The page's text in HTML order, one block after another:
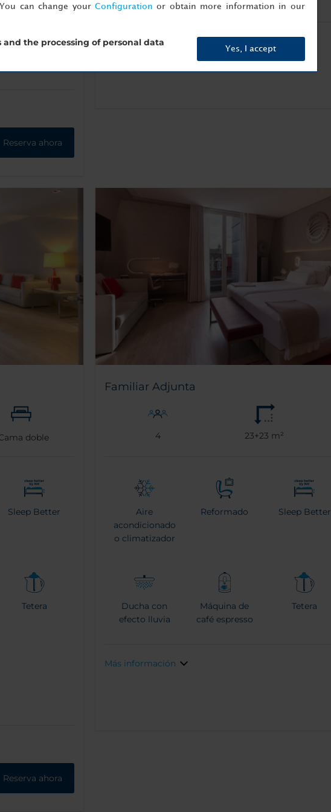
Reserva ahora
Más información
doble
Sleep Better
Tetera
Reserva ahora
Familiar Adjunta
4 23+23 m²
Aire
acondicionado
o climatizador
Reformado Sleep Better
Ducha con
efecto lluvia
Máquina de
café espresso
Tetera
Más información
can change your Configuration or obtain more information in our
and the processing of personal data
Yes, I accept